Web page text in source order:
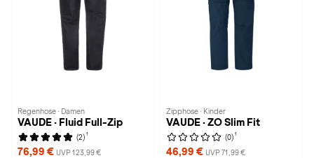
Regenhose · Damen
VAUDE · Fluid Full-Zip
(2) 1
76,99 € UVP 123,99 €
Zipphose · Kinder
VAUDE · ZO Slim Fit
(0) 1
46,99 € UVP 71,99 €